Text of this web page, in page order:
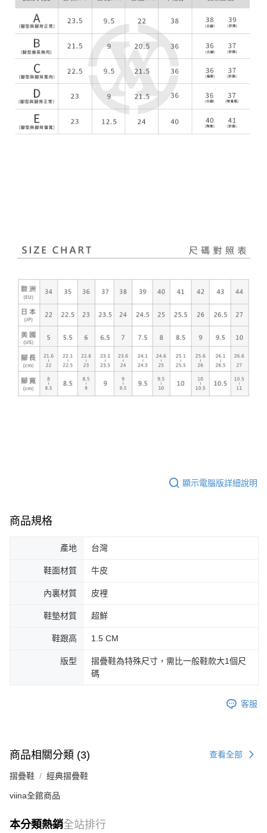
顯示電腦版詳細說明
商品規格
產地 台灣
鞋面材質 牛皮
內裏材質 皮裡
鞋墊材質 超鮮
鞋跟高 1.5 CM
版型
摺疊鞋為特殊尺寸，需比一般鞋款大1個尺
碼
客服
商品相關分類 (3) 查看全部
摺疊鞋 經典摺疊鞋
viina全館商品
本分類熱銷全站排行